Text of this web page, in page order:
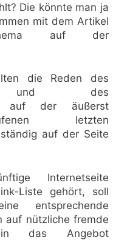
Die könnte man ja
mit dem Artikel
auf der
die Reden des
und des
auf der äußerst
letzten
auf der Seite
Internetseite
Liste gehört, soll
entsprechende
auf nützliche fremde
in das Angebot